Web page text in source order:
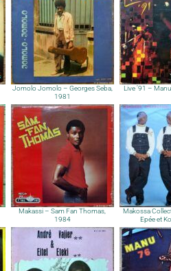
Jomolo Jomolo – Georges Seba,
1981
Live ’91 –
Makassi – Sam Fan Thomas,
1984
Makossa
Epée et